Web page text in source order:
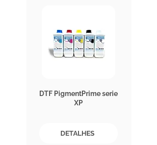
DTF PigmentPrime serie
XP
DETALHES